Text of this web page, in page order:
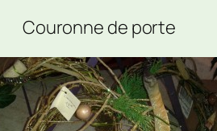
Couronne de porte